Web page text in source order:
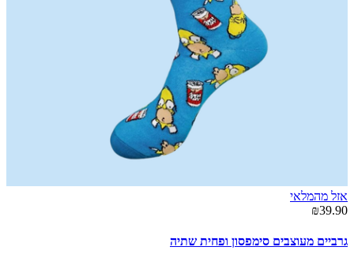
אזל מהמלאי
₪39.90
גרביים מעוצבים סימפסון ופחית שתיה